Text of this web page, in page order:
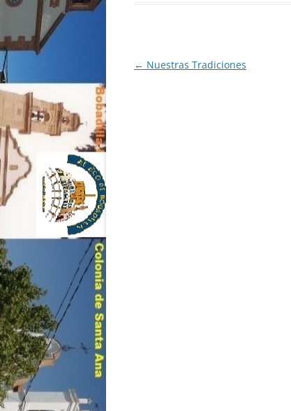
Navegación
← Nuestras Tradiciones